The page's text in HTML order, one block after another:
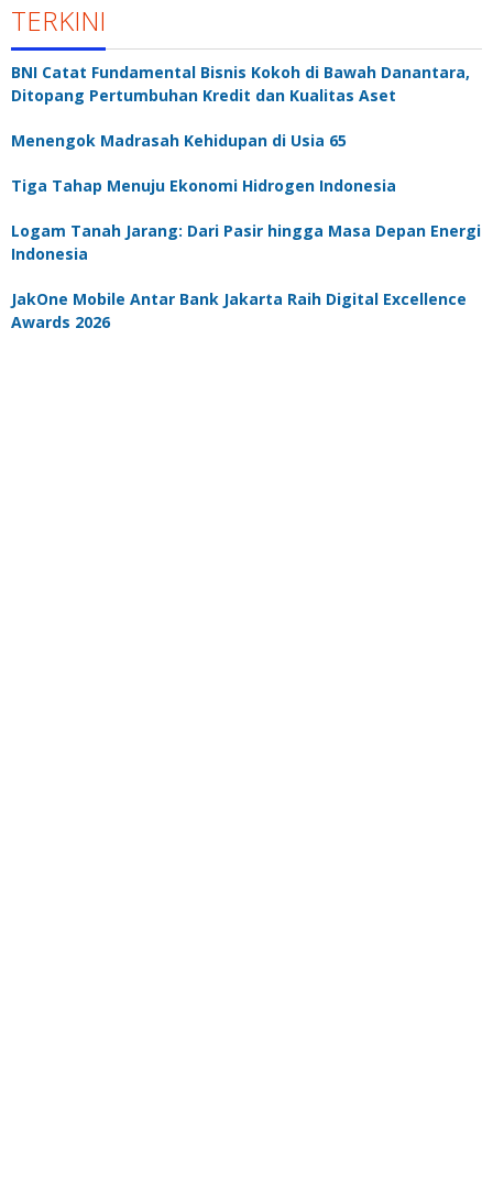
TERKINI
BNI Catat Fundamental Bisnis Kokoh di Bawah Danantara,
Ditopang Pertumbuhan Kredit dan Kualitas Aset
Menengok Madrasah Kehidupan di Usia 65
Tiga Tahap Menuju Ekonomi Hidrogen Indonesia
Logam Tanah Jarang: Dari Pasir hingga Masa Depan Energi
Indonesia
JakOne Mobile Antar Bank Jakarta Raih Digital Excellence
Awards 2026